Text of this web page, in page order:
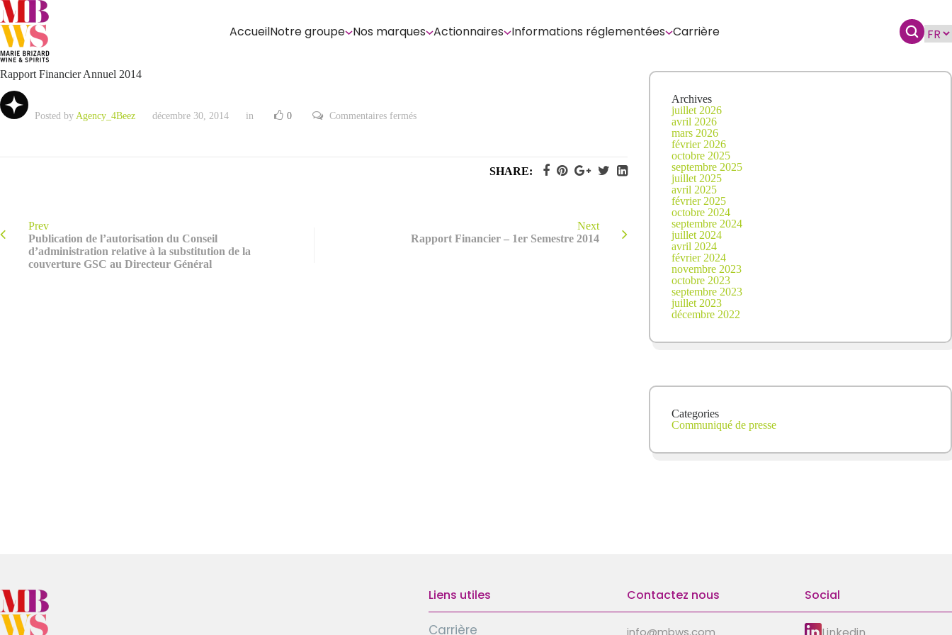
AccueilNotre groupe Nos marques Actionnaires Informations réglementées Carrière
Rapport Financier Annuel 2014
Posted by Agency_4Beez décembre 30, 2014 in 0 Commentaires ferméssur
SHARE:
Prev
Publication de l’autorisation du Conseil
d’administration relative à la substitution de la
couverture GSC au Directeur Général
Next
Rapport Financier – 1er Semestre 2014
Archives
juillet 2026
avril 2026
mars 2026
février 2026
octobre 2025
septembre 2025
juillet 2025
avril 2025
février 2025
octobre 2024
septembre 2024
juillet 2024
avril 2024
février 2024
novembre 2023
octobre 2023
septembre 2023
juillet 2023
décembre 2022
Categories
Communiqué de presse
Liens utiles
Carrière
Contactez nous
info@mbws.com
Social